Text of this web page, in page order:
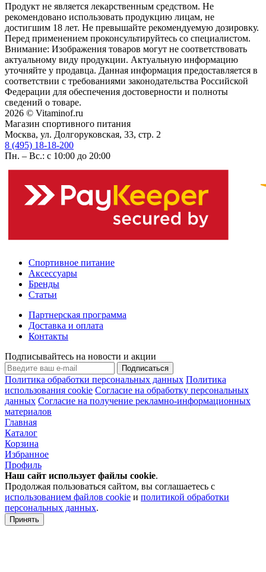
Продукт не является лекарственным средством. Не
рекомендовано использовать продукцию лицам, не
достигшим 18 лет. Не превышайте рекомендуемую дозировку.
Перед применением проконсультируйтесь со специалистом.
Внимание: Изображения товаров могут не соответствовать
актуальному виду продукции. Актуальную информацию
уточняйте у продавца. Данная информация предоставляется в
соответствии с требованиями законодательства Российской
Федерации для обеспечения достоверности и полноты
сведений о товаре.
2026 © Vitaminof.ru
Магазин спортивного питания
Москва, ул. Долгоруковская, 33, стр. 2
8 (495) 18-18-200
Пн. – Вс.: с 10:00 до 20:00
Спортивное питание
Аксессуары
Бренды
Статьи
Партнерская программа
Доставка и оплата
Контакты
Подписывайтесь на новости и акции
Подписаться
Политика обработки персональных данных Политика
использования cookie Согласие на обработку персональных
данных Согласие на получение рекламно-информационных
материалов
Главная
Каталог
Корзина
Избранное
Профиль
Наш сайт использует файлы cookie.
Продолжая пользоваться сайтом, вы соглашаетесь с
использованием файлов cookie и политикой обработки
персональных данных.
Принять